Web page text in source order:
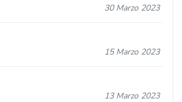
30 Marzo 2023
15 Marzo 2023
13 Marzo 2023